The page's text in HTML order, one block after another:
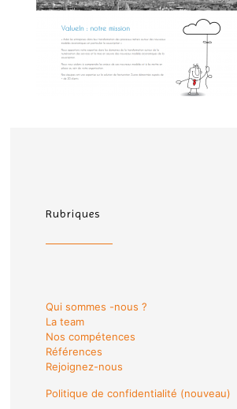
Rubriques
Qui sommes -nous ?
La team
Nos compétences
Références
Rejoignez-nous
Politique de confidentialité (nouveau)